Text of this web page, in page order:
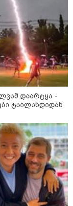
და
დაარტყა -
ტაილანდიდან